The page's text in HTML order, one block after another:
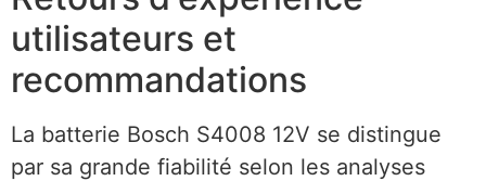
utilisateurs et
recommandations
La batterie Bosch S4008 12V se distingue
par sa grande fiabilité selon les analyses